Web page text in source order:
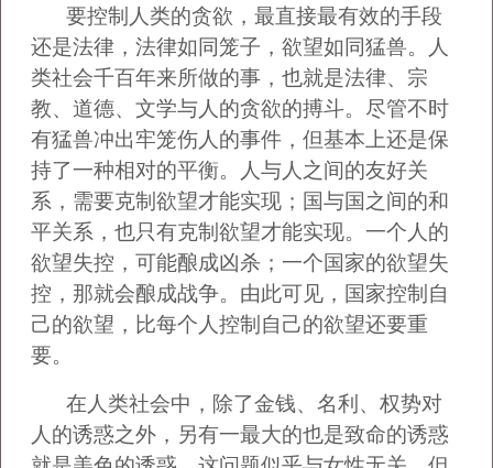
要控制人类的贪欲，最直接最有效的手段
还是法律，法律如同笼子，欲望如同猛兽。人
类社会千百年来所做的事，也就是法律、宗
教、道德、文学与人的贪欲的搏斗。尽管不时
有猛兽冲出牢笼伤人的事件，但基本上还是保
持了一种相对的平衡。人与人之间的友好关
系，需要克制欲望才能实现；国与国之间的和
平关系，也只有克制欲望才能实现。一个人的
欲望失控，可能酿成凶杀；一个国家的欲望失
控，那就会酿成战争。由此可见，国家控制自
己的欲望，比每个人控制自己的欲望还要重
要。
在人类社会中，除了金钱、名利、权势对
人的诱惑之外，另有一最大的也是致命的诱惑